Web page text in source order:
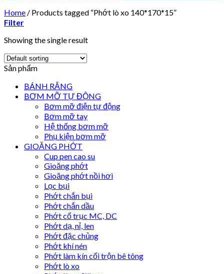
Home / Products tagged “Phớt lò xo 140*170*15”
Filter
Showing the single result
Sản phẩm
BÁNH RĂNG
BƠM MỠ TỰ ĐỘNG
Bơm mỡ điện tự động
Bơm mỡ tay
Hệ thống bơm mỡ
Phụ kiện bơm mỡ
GIOĂNG PHỚT
Cup pen cao su
Gioăng phớt
Gioăng phớt nồi hơi
Lọc bụi
Phớt chắn bụi
Phớt chắn dầu
Phớt cổ trục MC, DC
Phớt dạ, nỉ, len
Phớt đặc chủng
Phớt khí nén
Phớt làm kín cối trộn bê tông
Phớt lò xo